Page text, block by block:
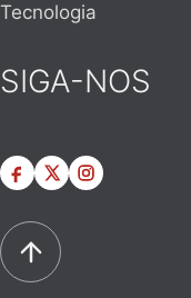
Tecnologia
SIGA-NOS